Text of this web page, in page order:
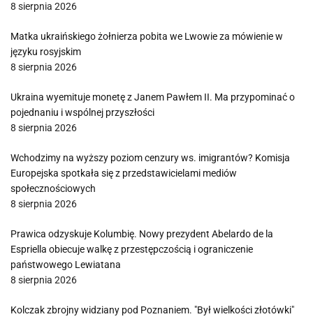
8 sierpnia 2026
Matka ukraińskiego żołnierza pobita we Lwowie za mówienie w
języku rosyjskim
8 sierpnia 2026
Ukraina wyemituje monetę z Janem Pawłem II. Ma przypominać o
pojednaniu i wspólnej przyszłości
8 sierpnia 2026
Wchodzimy na wyższy poziom cenzury ws. imigrantów? Komisja
Europejska spotkała się z przedstawicielami mediów
społecznościowych
8 sierpnia 2026
Prawica odzyskuje Kolumbię. Nowy prezydent Abelardo de la
Espriella obiecuje walkę z przestępczością i ograniczenie
państwowego Lewiatana
8 sierpnia 2026
Kolczak zbrojny widziany pod Poznaniem. "Był wielkości złotówki"